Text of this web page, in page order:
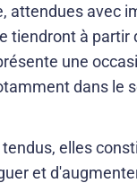
attendues avec
tiendront à partir
une
dans le
elles
et